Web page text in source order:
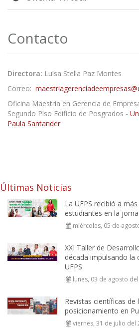
Contacto
Directora: Luisa Stella Paz Montes
Correo:
Oficina Maestría en Gerencia de
Segundo Piso Edificio de Posgrados -
Paula Santander
Últimas Noticias
La UFPS recibió a
estudiantes en la
miércoles, 05 de
XXI Taller de
década impulsando la
UFPS
lunes, 03 de agosto
Revistas científicas de
posicionamiento en
viernes, 31 de julio del